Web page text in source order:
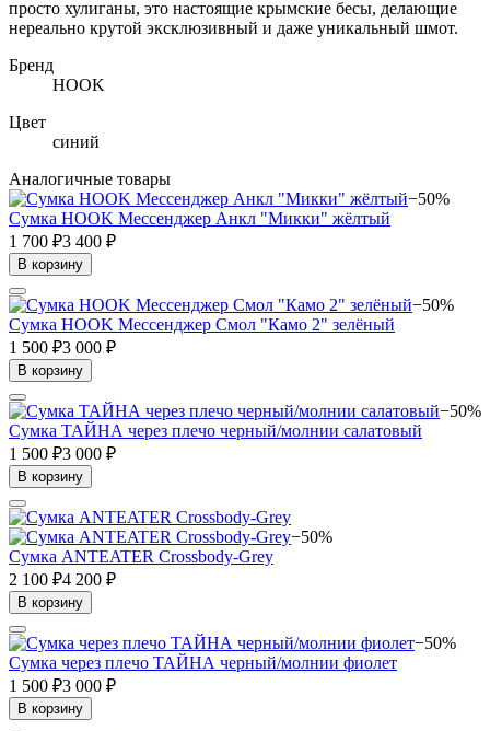
просто хулиганы, это настоящие крымские бесы, делающие
нереально крутой эксклюзивный и даже уникальный шмот.
Бренд
HOOK
Цвет
синий
Аналогичные товары
−50%
Сумка HOOK Мессенджер Анкл "Микки" жёлтый
1 700 ₽3 400 ₽
В корзину
−50%
Сумка HOOK Мессенджер Смол "Камо 2" зелёный
1 500 ₽3 000 ₽
В корзину
−50%
Сумка ТАЙНА через плечо черный/молнии салатовый
1 500 ₽3 000 ₽
В корзину
−50%
Сумка ANTEATER Crossbody-Grey
2 100 ₽4 200 ₽
В корзину
−50%
Сумка через плечо ТАЙНА черный/молнии фиолет
1 500 ₽3 000 ₽
В корзину